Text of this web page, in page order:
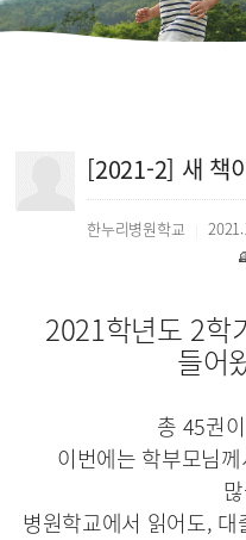
[2021-2] 새 책
한누리병원학교
2021학년도 2학
들어
총 45권
이번에는 학부모님
병원학교에서 읽어도,